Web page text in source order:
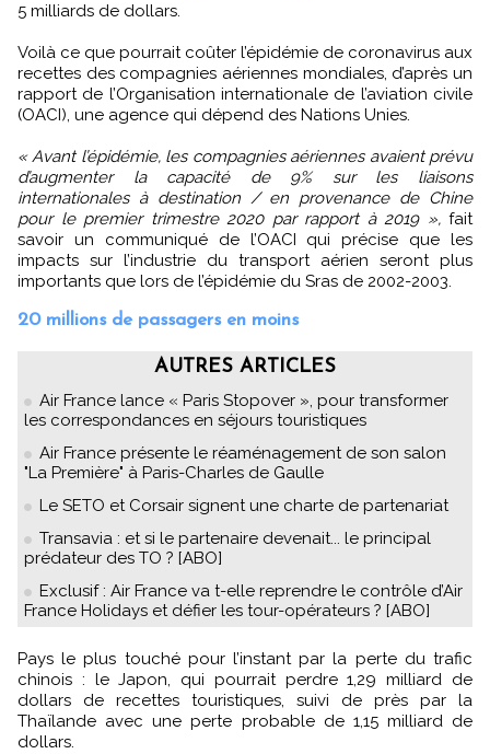
5 milliards de dollars.
Voilà ce que pourrait coûter l’épidémie de coronavirus aux
recettes des compagnies aériennes mondiales, d’après un
rapport de l’Organisation internationale de l’aviation civile
(OACI), une agence qui dépend des Nations Unies.
« Avant l’épidémie, les compagnies aériennes avaient prévu
d’augmenter la capacité de 9% sur les liaisons
internationales à destination / en provenance de Chine
pour le premier trimestre 2020 par rapport à 2019 »,fait
savoir un communiqué de l’OACI qui précise que les
impacts sur l’industrie du transport aérien seront plus
importants que lors de l’épidémie du Sras de 2002-2003.
20 millions de passagers en moins
AUTRES ARTICLES
Air France lance « Paris Stopover », pour transformer
les correspondances en séjours touristiques
Air France présente le réaménagement de son salon
"La Première" à Paris-Charles de Gaulle
Le SETO et Corsair signent une charte de partenariat
Transavia : et si le partenaire devenait... le principal
prédateur des TO ? [ABO]
Exclusif : Air France va t-elle reprendre le contrôle d’Air
France Holidays et défier les tour-opérateurs ? [ABO]
Pays le plus touché pour l’instant par la perte du trafic
chinois : le Japon, qui pourrait perdre 1,29 milliard de
dollars de recettes touristiques, suivi de près par la
Thaïlande avec une perte probable de 1,15 milliard de
dollars.